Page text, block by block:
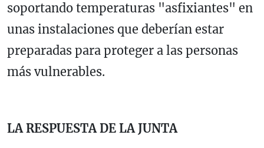
soportando temperaturas "asfixiantes" en
unas instalaciones que deberían estar
preparadas para proteger a las personas
más vulnerables.
LA RESPUESTA DE LA JUNTA